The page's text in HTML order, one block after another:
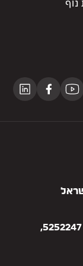
נוף
מגדל ספיר, קומה 36 , רח' תובל 40, רמת גן 5252247,